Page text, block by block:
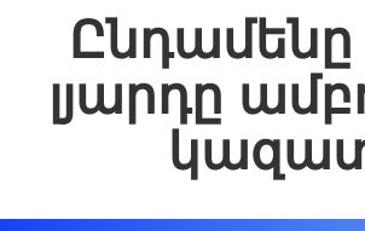
Ընդամենը
լյարդը